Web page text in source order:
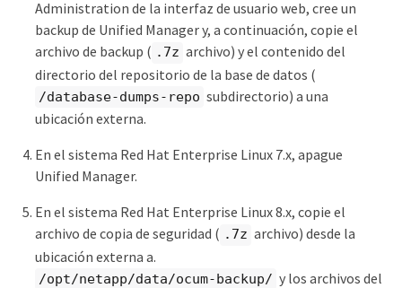
Administration de la interfaz de usuario web, cree un
backup de Unified Manager y, a continuación, copie el
archivo de backup ( .7z archivo) y el contenido del
directorio del repositorio de la base de datos (
/database-dumps-repo subdirectorio) a una
ubicación externa.
En el sistema Red Hat Enterprise Linux 7.x, apague
Unified Manager.
En el sistema Red Hat Enterprise Linux 8.x, copie el
archivo de copia de seguridad ( .7z archivo) desde la
ubicación externa a.
/opt/netapp/data/ocum-backup/ y los archivos del